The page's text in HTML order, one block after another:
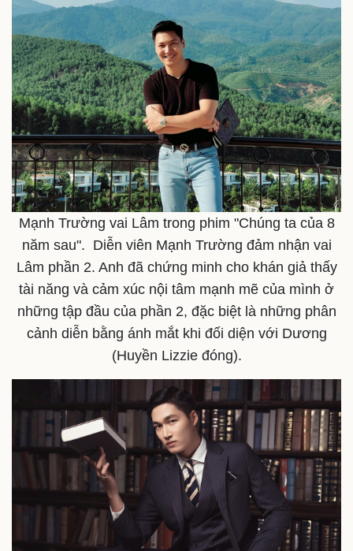
Hậu trường
Mạnh Trường vai Lâm trong phim "Chúng ta của 8
năm sau". Diễn viên Mạnh Trường đảm nhận vai
Lâm phần 2. Anh đã chứng minh cho khán giả thấy
tài năng và cảm xúc nội tâm mạnh mẽ của mình ở
những tập đầu của phần 2, đặc biệt là những phân
cảnh diễn bằng ánh mắt khi đối diện với Dương
(Huyền Lizzie đóng).